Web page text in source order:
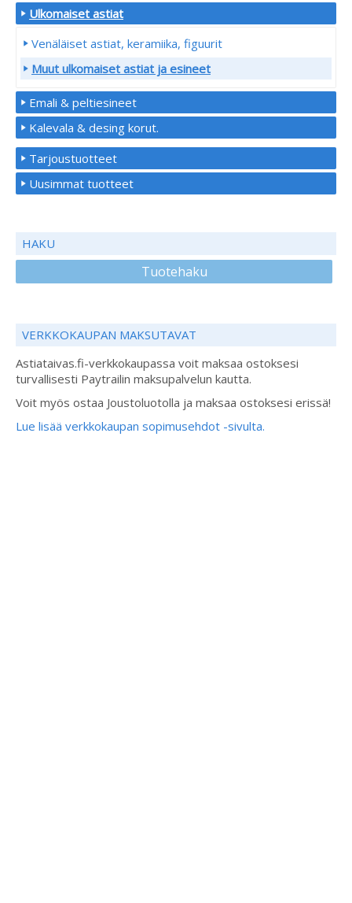
Ulkomaiset astiat
Venäläiset astiat, keramiika, figuurit
Muut ulkomaiset astiat ja esineet
Emali & peltiesineet
Kalevala & desing korut.
Tarjoustuotteet
Uusimmat tuotteet
HAKU
Tuotehaku
VERKKOKAUPAN MAKSUTAVAT
Astiataivas.fi-verkkokaupassa voit maksaa ostoksesi
turvallisesti Paytrailin maksupalvelun kautta.
Voit myös ostaa Joustoluotolla ja maksaa ostoksesi erissä!
Lue lisää verkkokaupan sopimusehdot -sivulta.